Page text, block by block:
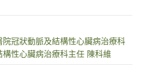
院冠狀動脈及結構性心臟病治療科
構性心臟病治療科主任 陳科維